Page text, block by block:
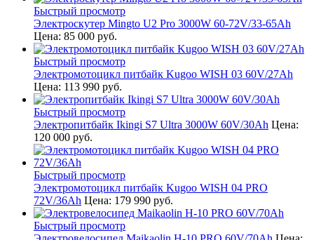
Быстрый просмотр
Электроскутер Mingto U2 Pro 3000W 60-72V/33-65Ah
Цена: 85 000 руб.
Быстрый просмотр
Электромотоцикл питбайк Kugoo WISH 03 60V/27Ah
Цена: 113 990 руб.
Быстрый просмотр
Электропитбайк Ikingi S7 Ultra 3000W 60V/30Ah Цена:
120 000 руб.
Быстрый просмотр
Электромотоцикл питбайк Kugoo WISH 04 PRO
72V/36Ah Цена: 179 990 руб.
Быстрый просмотр